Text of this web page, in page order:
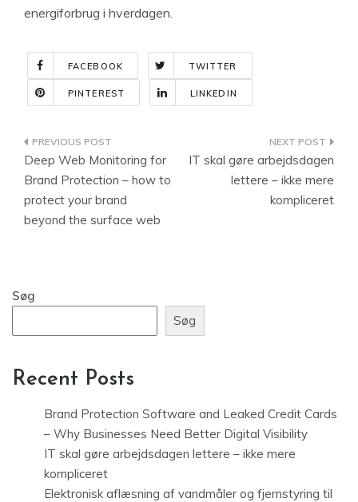
energiforbrug i hverdagen.
FACEBOOK TWITTER
PINTEREST LINKEDIN
Indlægsnavigation
Deep Web Monitoring for
Brand Protection – how to
protect your brand
beyond the surface web
IT skal gøre arbejdsdagen
lettere – ikke mere
kompliceret
Søg
Søg
Recent Posts
Brand Protection Software and Leaked Credit Cards
– Why Businesses Need Better Digital Visibility
IT skal gøre arbejdsdagen lettere – ikke mere
kompliceret
Elektronisk aflæsning af vandmåler og fjernstyring til